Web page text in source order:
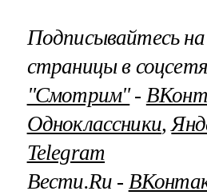
Подписывайтесь
страницы в
"Смотрим"‐
Одноклассники,
Telegram
Вести.Ru ‐